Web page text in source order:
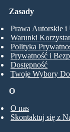
O
O nas
Skontaktuj się z
Zasady
Prawa Autorskie i
Warunki
Polityka
Prywatność i
Dostępność
Twoje Wybory